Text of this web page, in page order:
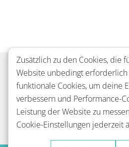
Mehr Readle
Sprachlektionen
Zusätzlich zu den Cookies, die
Website unbedingt
funktionale Cookies, um deine
verbessern und Performance-
Leistung der Website zu
Cookie-Einstellungen jederzeit